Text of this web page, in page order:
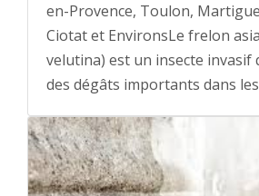
en-Provence, Toulon,
Ciotat et EnvironsLe frelon
velutina) est un insecte invasif
des dégâts importants dans